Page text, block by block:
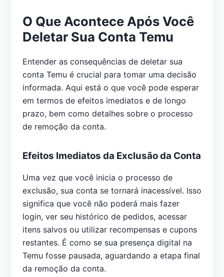
O Que Acontece Após Você
Deletar Sua Conta Temu
Entender as consequências de deletar sua
conta Temu é crucial para tomar uma decisão
informada. Aqui está o que você pode esperar
em termos de efeitos imediatos e de longo
prazo, bem como detalhes sobre o processo
de remoção da conta.
Efeitos Imediatos da Exclusão da Conta
Uma vez que você inicia o processo de
exclusão, sua conta se tornará inacessível. Isso
significa que você não poderá mais fazer
login, ver seu histórico de pedidos, acessar
itens salvos ou utilizar recompensas e cupons
restantes. É como se sua presença digital na
Temu fosse pausada, aguardando a etapa final
da remoção da conta.